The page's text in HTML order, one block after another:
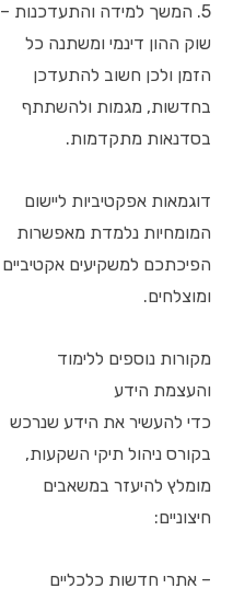
5. המשך למידה והתעדכנות –
שוק ההון דינמי ומשתנה כל
הזמן ולכן חשוב להתעדכן
בחדשות, מגמות ולהשתתף
בסדנאות מתקדמות.
דוגמאות אפקטיביות ליישום
המומחיות נלמדת מאפשרות
הפיכתכם למשקיעים אקטיביים
ומוצלחים.
מקורות נוספים ללימוד
והעצמת הידע
כדי להעשיר את הידע שנרכש
בקורס ניהול תיקי השקעות,
מומלץ להיעזר במשאבים
חיצוניים:
– אתרי חדשות כלכליים